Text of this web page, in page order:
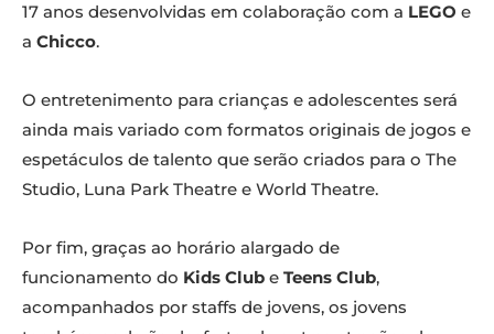
17 anos desenvolvidas em colaboração com a LEGO e
a Chicco.
O entretenimento para crianças e adolescentes será
ainda mais variado com formatos originais de jogos e
espetáculos de talento que serão criados para o The
Studio, Luna Park Theatre e World Theatre.
Por fim, graças ao horário alargado de
funcionamento do Kids Club e Teens Club,
acompanhados por staffs de jovens, os jovens